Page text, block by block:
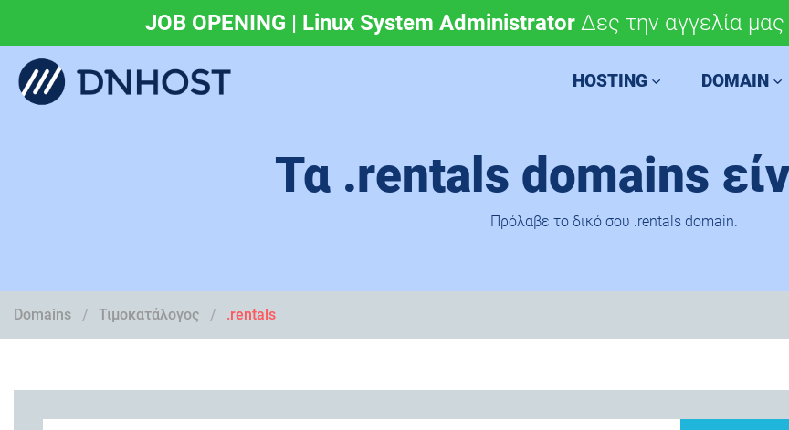
JOB OPENING | Linux System Administrator Δες την αγγελία μας
.eu & .ευ domains μόνο 4,90 €/έτος. Χάραξε την
HOSTING DOMAIN
Τα .rentals domains
Πρόλαβε το δικό σου .rentals domain.
Domains Τιμοκατάλογος .rentals